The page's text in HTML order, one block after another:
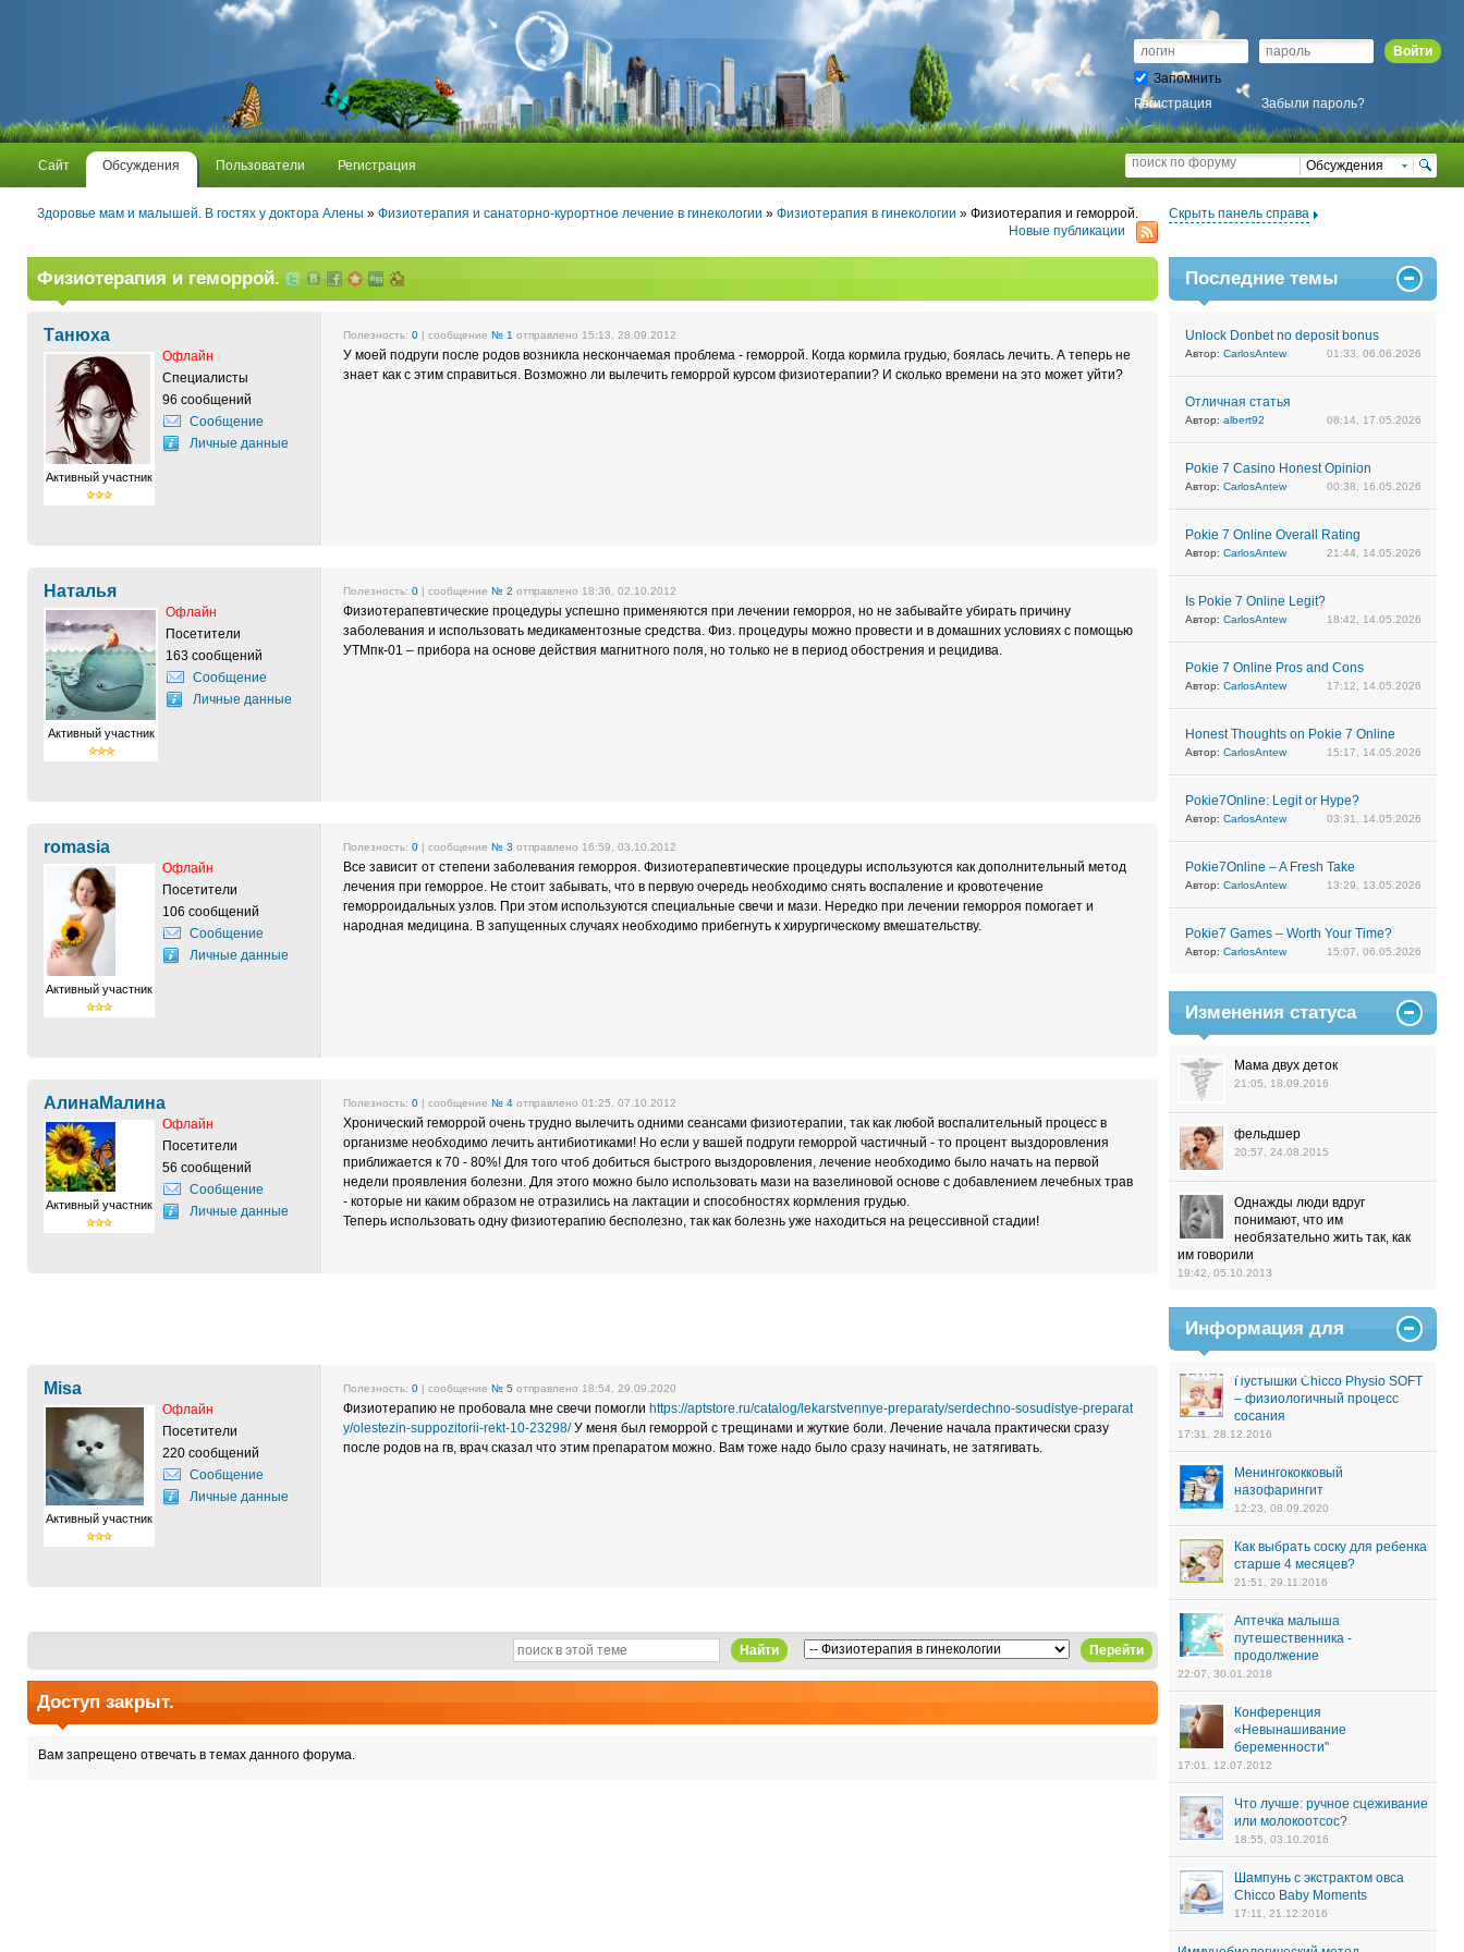
Сайт Обсуждения Пользователи Регистрация
Войти
Запомнить
Регистрация
Забыли пароль?
Обсуждения
Здоровье мам и малышей. В гостях у доктора Алены » Физиотерапия и санаторно-курортное лечение в гинекологии » Физиотерапия в гинекологии » Физиотерапия и геморрой.
Новые публикации
Скрыть панель справа
Физиотерапия и геморрой.
Танюха
Активный участник
Офлайн
Специалисты
96 сообщений
Сообщение
Личные данные
Полезность: 0 | сообщение № 1 отправлено 15:13, 28.09.2012
У моей подруги после родов возникла нескончаемая проблема - геморрой. Когда кормила грудью, боялась лечить. А теперь не
знает как с этим справиться. Возможно ли вылечить геморрой курсом физиотерапии? И сколько времени на это может уйти?
Наталья
Активный участник
Офлайн
Посетители
163 сообщений
Сообщение
Личные данные
Полезность: 0 | сообщение № 2 отправлено 18:36, 02.10.2012
Физиотерапевтические процедуры успешно применяются при лечении геморроя, но не забывайте убирать причину
заболевания и использовать медикаментозные средства. Физ. процедуры можно провести и в домашних условиях с помощью
УТМпк-01 – прибора на основе действия магнитного поля, но только не в период обострения и рецидива.
romasia
Активный участник
Офлайн
Посетители
106 сообщений
Сообщение
Личные данные
Полезность: 0 | сообщение № 3 отправлено 16:59, 03.10.2012
Все зависит от степени заболевания геморроя. Физиотерапевтические процедуры используются как дополнительный метод
лечения при геморрое. Не стоит забывать, что в первую очередь необходимо снять воспаление и кровотечение
геморроидальных узлов. При этом используются специальные свечи и мази. Нередко при лечении геморроя помогает и
народная медицина. В запущенных случаях необходимо прибегнуть к хирургическому вмешательству.
АлинаМалина
Активный участник
Офлайн
Посетители
56 сообщений
Сообщение
Личные данные
Полезность: 0 | сообщение № 4 отправлено 01:25, 07.10.2012
Хронический геморрой очень трудно вылечить одними сеансами физиотерапии, так как любой воспалительный процесс в
организме необходимо лечить антибиотиками! Но если у вашей подруги геморрой частичный - то процент выздоровления
приближается к 70 - 80%! Для того чтоб добиться быстрого выздоровления, лечение необходимо было начать на первой
недели проявления болезни. Для этого можно было использовать мази на вазелиновой основе с добавлением лечебных трав
- которые ни каким образом не отразились на лактации и способностях кормления грудью.
Теперь использовать одну физиотерапию бесполезно, так как болезнь уже находиться на рецессивной стадии!
Misa
Активный участник
Офлайн
Посетители
220 сообщений
Сообщение
Личные данные
Полезность: 0 | сообщение № 5 отправлено 18:54, 29.09.2020
Физиотерапию не пробовала мне свечи помогли https://aptstore.ru/catalog/lekarstvennye-preparaty/serdechno-sosudistye-preparat
y/olestezin-suppozitorii-rekt-10-23298/У меня был геморрой с трещинами и жуткие боли. Лечение начала практически сразу
после родов на гв, врач сказал что этим препаратом можно. Вам тоже надо было сразу начинать, не затягивать.
Перейти
Найти
Доступ закрыт.
Вам запрещено отвечать в темах данного форума.
Последние темы
Unlock Donbet no deposit bonus
Автор: CarlosAntew 01:33, 06.06.2026
Отличная статья
Автор: albert92 08:14, 17.05.2026
Pokie 7 Casino Honest Opinion
Автор: CarlosAntew 00:38, 16.05.2026
Pokie 7 Online Overall Rating
Автор: CarlosAntew 21:44, 14.05.2026
Is Pokie 7 Online Legit?
Автор: CarlosAntew 18:42, 14.05.2026
Pokie 7 Online Pros and Cons
Автор: CarlosAntew 17:12, 14.05.2026
Honest Thoughts on Pokie 7 Online
Автор: CarlosAntew 15:17, 14.05.2026
Pokie7Online: Legit or Hype?
Автор: CarlosAntew 03:31, 14.05.2026
Pokie7Online – A Fresh Take
Автор: CarlosAntew 13:29, 13.05.2026
Pokie7 Games – Worth Your Time?
Автор: CarlosAntew 15:07, 06.05.2026
Изменения статуса
Мама двух деток
21:05, 18.09.2016
фельдшер
20:57, 24.08.2015
Однажды люди вдруг
понимают, что им
необязательно жить так, как
им говорили
19:42, 05.10.2013
Информация для
специалистов
Пустышки Chicco Physio SOFT
– физиологичный процесс
сосания
17:31, 28.12.2016
Менингококковый
назофарингит
12:23, 08.09.2020
Как выбрать соску для ребенка
старше 4 месяцев?
21:51, 29.11.2016
Аптечка малыша
путешественника -
продолжение
22:07, 30.01.2018
Конференция
«Невынашивание
беременности"
17:01, 12.07.2012
Что лучше: ручное сцеживание
или молокоотсос?
18:55, 03.10.2016
Шампунь с экстрактом овса
Chicco Baby Moments
17:11, 21.12.2016